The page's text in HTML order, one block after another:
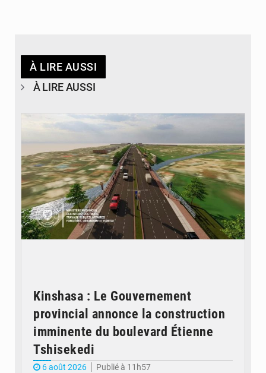
À LIRE AUSSI
À LIRE AUSSI
Kinshasa : Le Gouvernement
provincial annonce la construction
imminente du boulevard Étienne
Tshisekedi
6 août 2026
Publié à 11h57